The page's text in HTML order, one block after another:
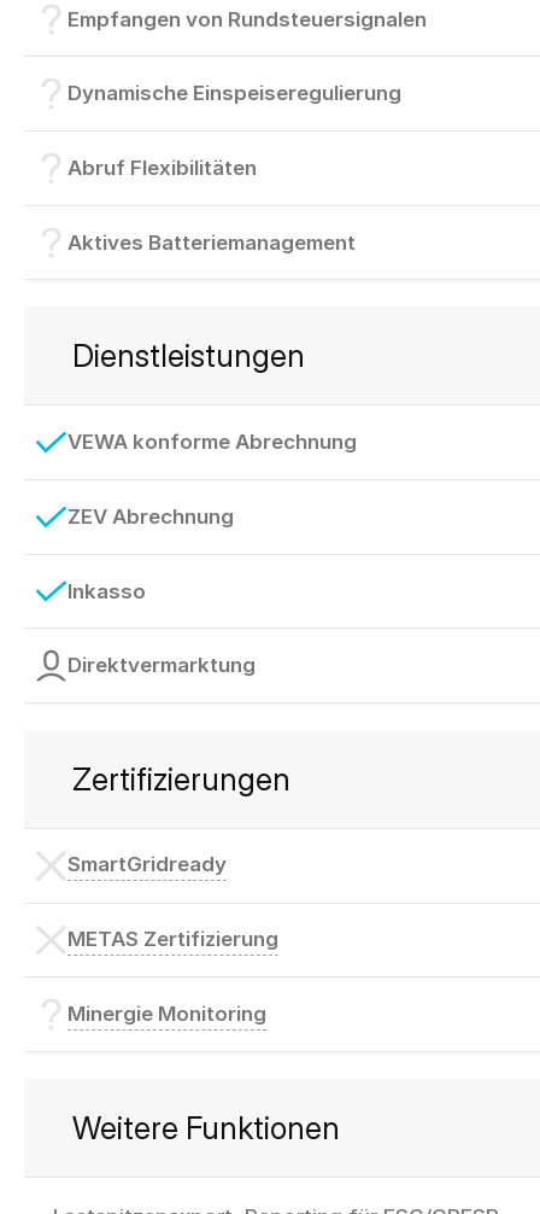
Empfangen von Rundsteuersignalen
Dynamische Einspeiseregulierung
Abruf Flexibilitäten
Aktives Batteriemanagement
Dienstleistungen
VEWA konforme Abrechnung
ZEV Abrechnung
Inkasso
Direktvermarktung
Zertifizierungen
SmartGridready
METAS Zertifizierung
Minergie Monitoring
Weitere Funktionen